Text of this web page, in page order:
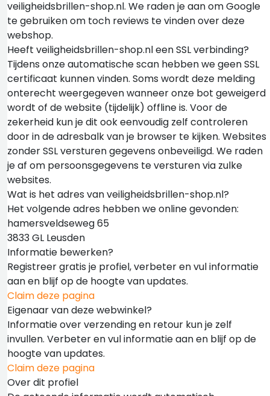
veiligheidsbrillen-shop.nl. We raden je aan om Google
te gebruiken om toch reviews te vinden over deze
webshop.
Heeft veiligheidsbrillen-shop.nl een SSL verbinding?
Tijdens onze automatische scan hebben we geen SSL
certificaat kunnen vinden. Soms wordt deze melding
onterecht weergegeven wanneer onze bot geweigerd
wordt of de website (tijdelijk) offline is. Voor de
zekerheid kun je dit ook eenvoudig zelf controleren
door in de adresbalk van je browser te kijken. Websites
zonder SSL versturen gegevens onbeveiligd. We raden
je af om persoonsgegevens te versturen via zulke
websites.
Wat is het adres van veiligheidsbrillen-shop.nl?
Het volgende adres hebben we online gevonden:
hamersveldseweg 65
3833 GL Leusden
Informatie bewerken?
Registreer gratis je profiel, verbeter en vul informatie
aan en blijf op de hoogte van updates.
Claim deze pagina
Eigenaar van deze webwinkel?
Informatie over verzending en retour kun je zelf
invullen. Verbeter en vul informatie aan en blijf op de
hoogte van updates.
Claim deze pagina
Over dit profiel